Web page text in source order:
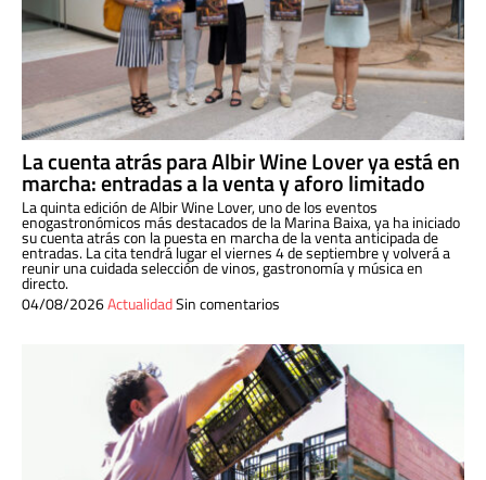
La cuenta atrás para Albir Wine Lover ya está en
marcha: entradas a la venta y aforo limitado
La quinta edición de Albir Wine Lover, uno de los eventos
enogastronómicos más destacados de la Marina Baixa, ya ha iniciado
su cuenta atrás con la puesta en marcha de la venta anticipada de
entradas. La cita tendrá lugar el viernes 4 de septiembre y volverá a
reunir una cuidada selección de vinos, gastronomía y música en
directo.
04/08/2026ActualidadSin comentarios